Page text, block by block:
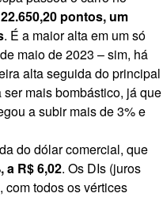
pontos, um
. É a maior alta em um só
maio de 2023 – sim, há
alta seguida do principal
mais bombástico, já que
a subir mais de 3% e
do dólar comercial, que
a R$ 6,02. Os DIs (juros
com todos os vértices